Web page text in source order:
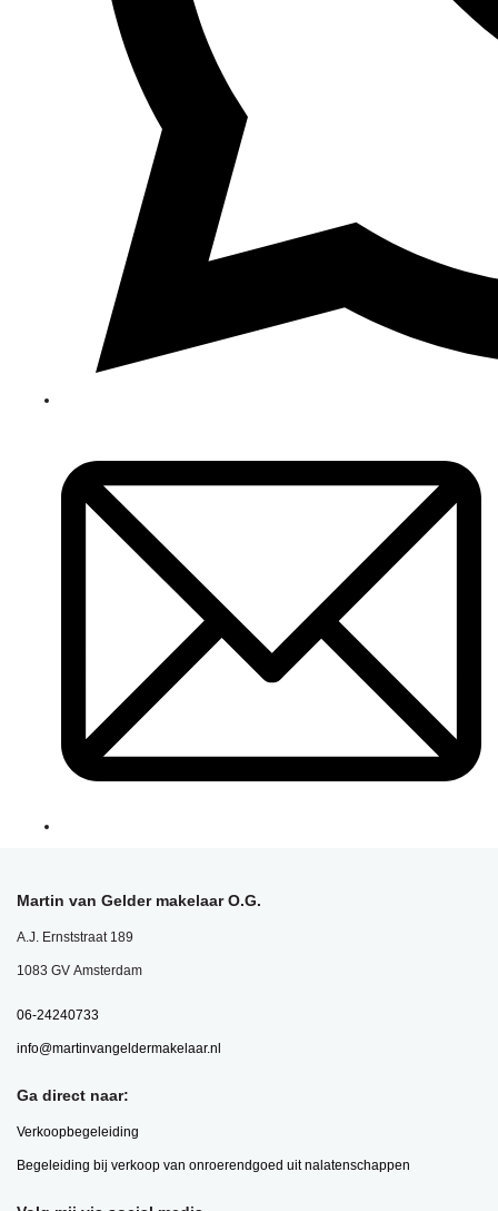
Martin van Gelder makelaar O.G.
A.J. Ernststraat 189
1083 GV Amsterdam
06-24240733
info@martinvangeldermakelaar.nl
Ga direct naar:
Verkoopbegeleiding
Begeleiding bij verkoop van onroerendgoed uit nalatenschappen